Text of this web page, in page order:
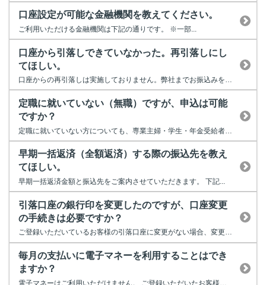
口座設定が可能な金融機関を教えてください。
ご利用いただける金融機関は下記の通りです。 ※一部...
口座から引落しできていなかった。再引落しにし
てほしい。
口座からの再引落しは実施しておりません。弊社までお振込みをお願い致し...
定職に就いていない（無職）ですが、申込は可能
ですか？
早期一括返済（全額返済）する際の振込先を教え
てほしい。
早期一括返済金額と振込先をご案内させていただきます。 下記...
引落口座の銀行印を変更したのですが、口座変更
の手続きは必要ですか？
ご登録いただいているお客様の引落口座に変更がない場合、変更手続きをい...
毎月の支払いに電子マネーを利用することはでき
ますか？